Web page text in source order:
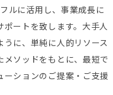
ルに活用し、事業成長に
ートを致します。大手人
に、単純に人的リソース
ソッドをもとに、最短で
ションのご提案・ご支援